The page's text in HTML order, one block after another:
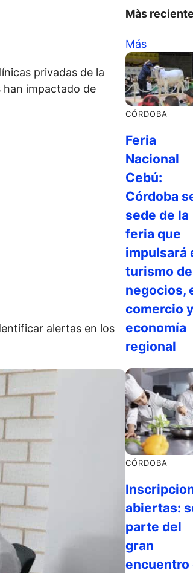
privadas de la
han impactado de
alertas en los
Màs
Más
CÓRDOBA
Feria
Nacional
Cebú:
Córdoba
sede de la
feria que
impulsará
turismo de
negocios,
comercio
economía
regional
CÓRDOBA
abiertas:
parte del
gran
encuentro